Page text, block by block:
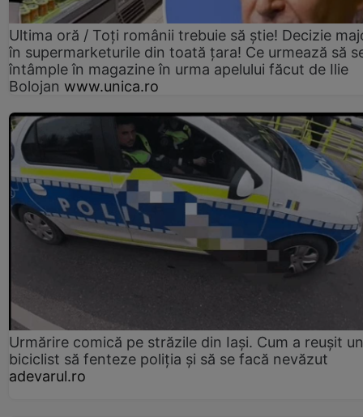
Ultima oră / Toți românii trebuie să știe! Decizie
în supermarketurile din toată țara! Ce urmează să
întâmple în magazine în urma apelului făcut de Ilie
Bolojan www.unica.ro
Urmărire comică pe străzile din Iași. Cum a reușit un
biciclist să fenteze poliția și să se facă nevăzut
adevarul.ro